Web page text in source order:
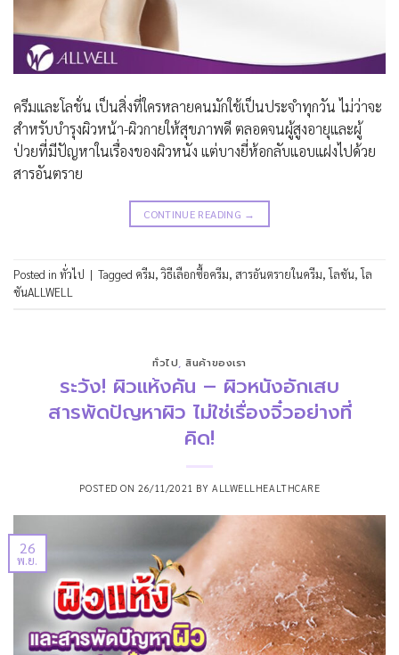
ครีมและโลชั่น เป็นสิ่งที่ใครหลายคนมักใช้เป็นประจำทุกวัน ไม่ว่าจะ
สำหรับบำรุงผิวหน้า-ผิวกายให้สุขภาพดี ตลอดจนผู้สูงอายุและผู้
ป่วยที่มีปัญหาในเรื่องของผิวหนัง แต่บางยี่ห้อกลับแอบแฝงไปด้วย
สารอันตราย
CONTINUE READING →
Posted in ทั่วไป | Tagged ครีม,วิธีเลือกซื้อครีม, สารอันตรายในครีม,โลชัน,โล
ชันALLWELL
ทั่วไป,สินค้าของเรา
ระวัง! ผิวแห้งคัน – ผิวหนังอักเสบ
สารพัดปัญหาผิว ไม่ใช่เรื่องจิ๋วอย่างที่
คิด!
POSTED ON26/11/2021 BY ALLWELLHEALTHCARE
26
พ.ย.